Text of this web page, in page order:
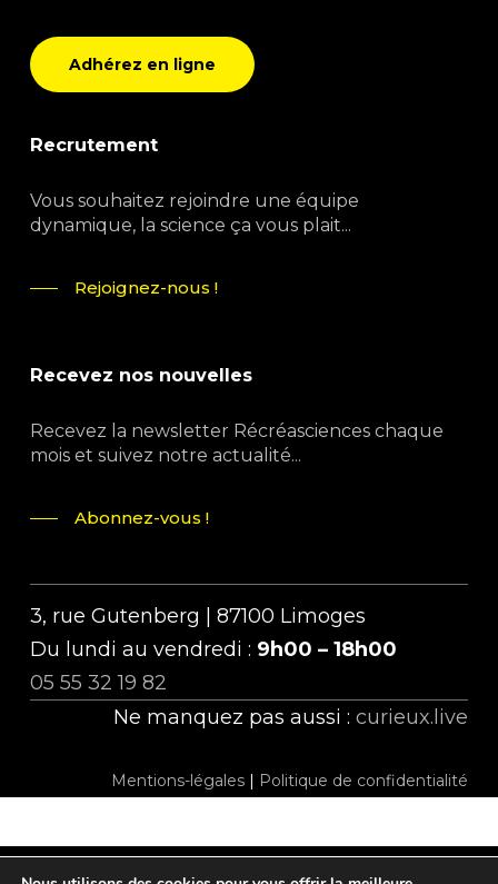
Adhérez en ligne
Recrutement
Vous souhaitez rejoindre une équipe
dynamique, la science ça vous plait...
Rejoignez-nous !
Recevez nos nouvelles
Recevez la newsletter Récréasciences chaque
mois et suivez notre actualité...
Abonnez-vous !
3, rue Gutenberg | 87100 Limoges
Du lundi au vendredi : 9h00 – 18h00
05 55 32 19 82
Ne manquez pas aussi :curieux.live
Mentions-légales | Politique de confidentialité